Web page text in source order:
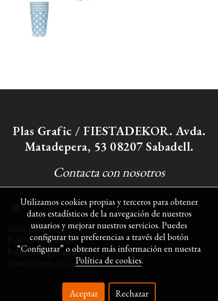
Plas Grafic / FIESTADEKOR. Avda.
Matadepera, 53 08207 Sabadell.
Contacta con nosotros
Aviso legal
Política de cookies
Política de privacidad
Condiciones de compra
Utilizamos cookies propias y terceros para obtener
datos estadísticos de la navegación de nuestros
usuarios y mejorar nuestros servicios. Puedes
configurar tus preferencias a través del botón
“Configurar” o obtener más información en nuestra
Política de cookies.
Aceptar Rechazar